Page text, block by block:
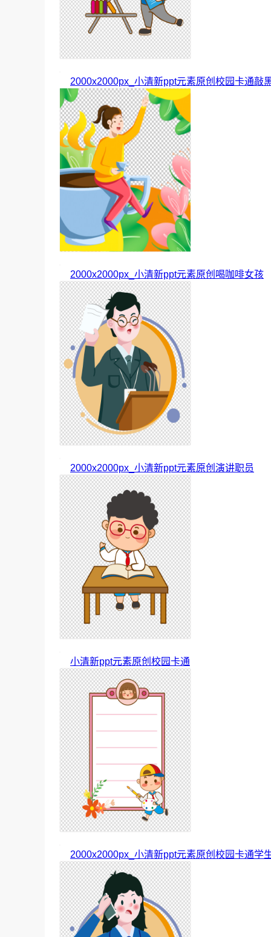
2000x2000px_小清新ppt元素原创校园卡通敲
2000x2000px_小清新ppt元素原创喝咖啡女孩
2000x2000px_小清新ppt元素原创演讲职员
小清新ppt元素原创校园卡通
2000x2000px_小清新ppt元素原创校园卡通学